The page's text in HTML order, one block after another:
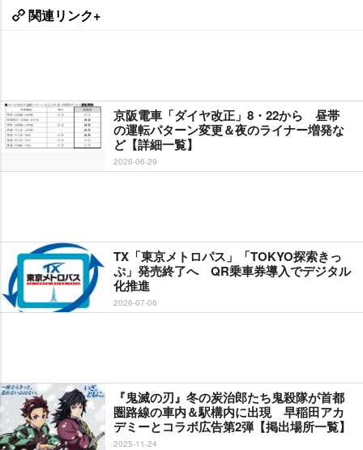
関連リンク+
京阪電車「ダイヤ改正」8・22から 昼帯
の運転パターン変更＆夜のライナー増発な
ど【詳細一覧】
2026-06-29
TX「東京メトロパス」「TOKYO探索きっ
ぷ」発売終了へ QR乗車券導入でデジタル
化推進
2026-07-06
『鬼滅の刃』冬の炭治郎たち鬼殺隊が首都
圏路線の車内＆駅構内に出現 早稲田アカ
デミーとコラボ広告第2弾【掲出場所一覧】
2025-11-24